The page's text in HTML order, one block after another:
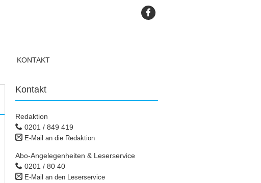
KONTAKT
Kontakt
Redaktion
0201 / 849 419
E-Mail an die Redaktion
Abo-Angelegenheiten & Leserservice
0201 / 80 40
E-Mail an den Leserservice